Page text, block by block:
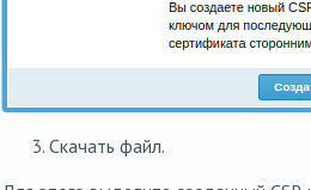
Скачать файл.